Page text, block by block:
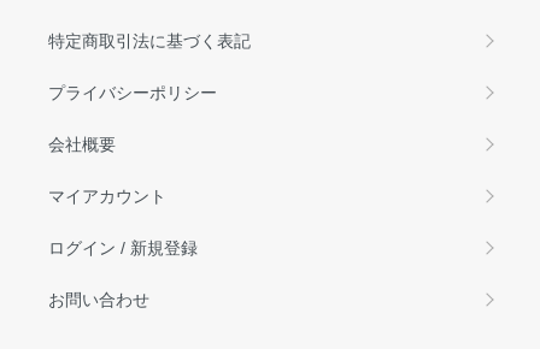
特定商取引法に基づく表記
プライバシーポリシー
会社概要
マイアカウント
ログイン / 新規登録
お問い合わせ